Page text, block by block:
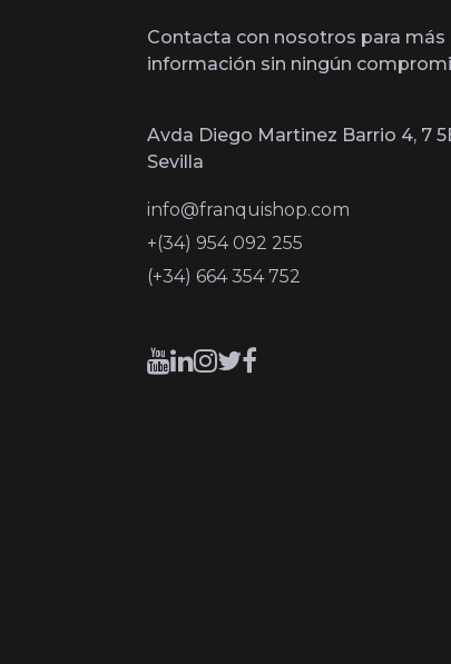
Contacta con nosotros para más
información sin ningún
Avda Diego Martinez Barrio 4, 7
Sevilla
info@franquishop.com
+(34) 954 092 255
(+34) 664 354 752